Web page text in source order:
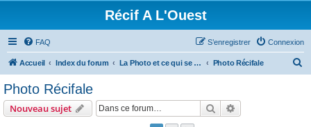
Récif A L'Ouest
FAQ Connexion
S’enregistrer
Accueil Index du forum La Photo et ce qui se fait ailleurs Photo Récifale
Photo Récifale
Nouveau sujet Rechercher